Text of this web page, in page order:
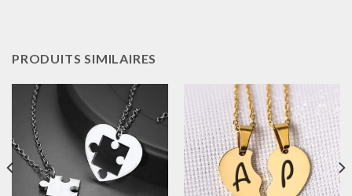
PRODUITS SIMILAIRES